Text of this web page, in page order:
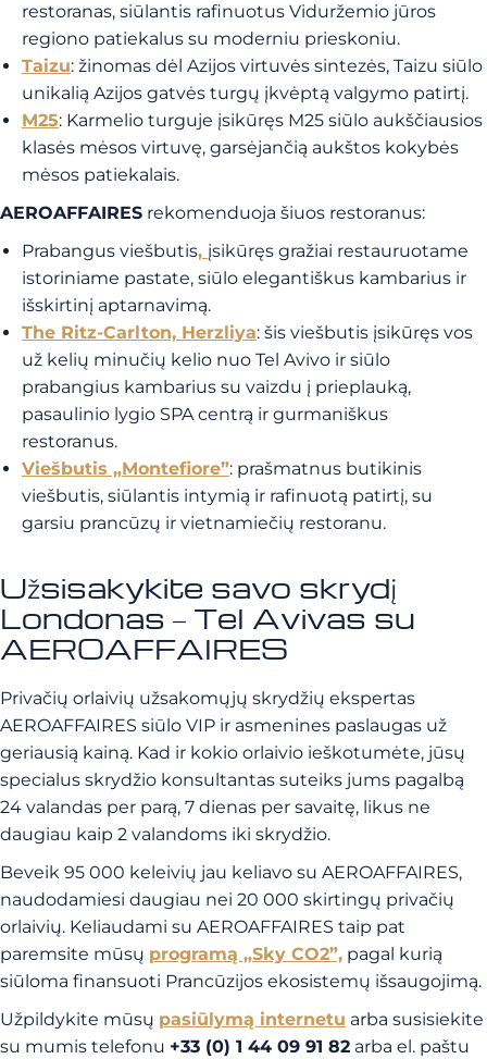
restoranas, siūlantis rafinuotus Viduržemio jūros
regiono patiekalus su moderniu prieskoniu.
Taizu: žinomas dėl Azijos virtuvės sintezės, Taizu siūlo
unikalią Azijos gatvės turgų įkvėptą valgymo patirtį.
M25: Karmelio turguje įsikūręs M25 siūlo aukščiausios
klasės mėsos virtuvę, garsėjančią aukštos kokybės
mėsos patiekalais.
AEROAFFAIRES rekomenduoja šiuos restoranus:
Prabangus viešbutis, įsikūręs gražiai restauruotame
istoriniame pastate, siūlo elegantiškus kambarius ir
išskirtinį aptarnavimą.
The Ritz-Carlton, Herzliya: šis viešbutis įsikūręs vos
už kelių minučių kelio nuo Tel Avivo ir siūlo
prabangius kambarius su vaizdu į prieplauką,
pasaulinio lygio SPA centrą ir gurmaniškus
restoranus.
Viešbutis „Montefiore”: prašmatnus butikinis
viešbutis, siūlantis intymią ir rafinuotą patirtį, su
garsiu prancūzų ir vietnamiečių restoranu.
Užsisakykite savo skrydį
Londonas – Tel Avivas su
AEROAFFAIRES
Privačių orlaivių užsakomųjų skrydžių ekspertas
AEROAFFAIRES siūlo VIP ir asmenines paslaugas už
geriausią kainą. Kad ir kokio orlaivio ieškotumėte, jūsų
specialus skrydžio konsultantas suteiks jums pagalbą
24 valandas per parą, 7 dienas per savaitę, likus ne
daugiau kaip 2 valandoms iki skrydžio.
Beveik 95 000 keleivių jau keliavo su AEROAFFAIRES,
naudodamiesi daugiau nei 20 000 skirtingų privačių
orlaivių. Keliaudami su AEROAFFAIRES taip pat
paremsite mūsų programą „Sky CO2”, pagal kurią
siūloma finansuoti Prancūzijos ekosistemų išsaugojimą.
Užpildykite mūsų pasiūlymą internetu arba susisiekite
su mumis telefonu +33 (0) 1 44 09 91 82 arba el. paštu